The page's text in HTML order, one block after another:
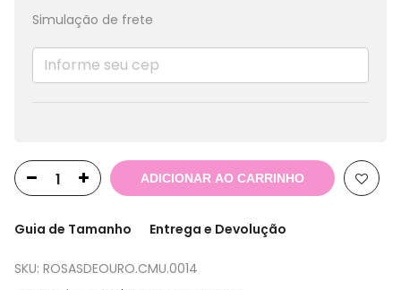
Simulação de frete
ADICIONAR AO CARRINHO
Guia de Tamanho Entrega e Devolução
SKU: ROSASDEOURO.CMU.0014